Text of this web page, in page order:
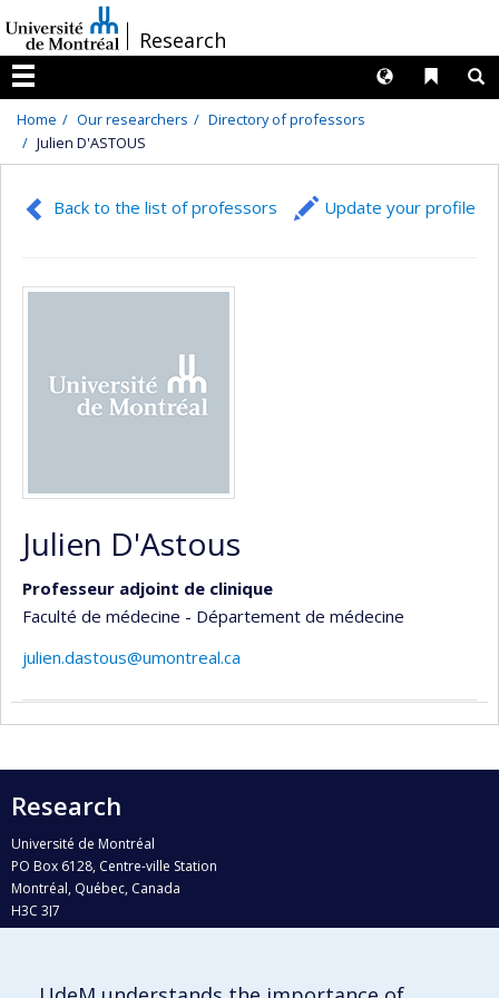
au
contenu
/Research
Menu
Liens
Langues
Home Our researchers
Directory of professors
Julien D'ASTOUS
Back to the list of professors Update your profile
Julien D'Astous
Professeur adjoint de clinique
Faculté de médecine - Département de médecine
julien.dastous@umontreal.ca
Research
Université de Montréal
PO Box 6128, Centre-ville Station
Montréal, Québec, Canada
H3C 3J7